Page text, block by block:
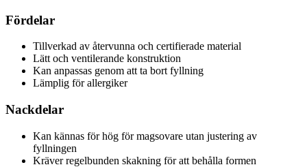
Fördelar
Tillverkad av återvunna och certifierade material
Lätt och ventilerande konstruktion
Kan anpassas genom att ta bort fyllning
Lämplig för allergiker
Nackdelar
Kan kännas för hög för magsovare utan justering av
fyllningen
Kräver regelbunden skakning för att behålla formen